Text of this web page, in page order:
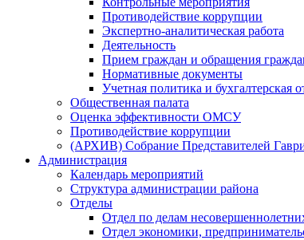
Противодействие коррупции
Экспертно-аналитическая работа
Деятельность
Прием граждан и обращения
Нормативные документы
Учетная политика и бухгалтерская
Общественная палата
Оценка эффективности ОМСУ
Противодействие коррупции
(АРХИВ) Собрание Представителей
Администрация
Календарь мероприятий
Структура администрации района
Отделы
Отдел по делам
Отдел экономики,